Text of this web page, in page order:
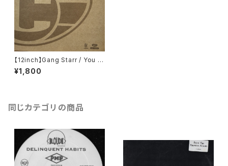
【12inch】Gang Starr / You K
now My Steez (UK Remixe
s)
¥1,800
同じカテゴリの商品